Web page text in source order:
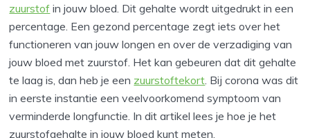
zuurstof in jouw bloed. Dit gehalte wordt uitgedrukt in een
percentage. Een gezond percentage zegt iets over het
functioneren van jouw longen en over de verzadiging van
jouw bloed met zuurstof. Het kan gebeuren dat dit gehalte
te laag is, dan heb je een zuurstoftekort . Bij corona was dit
in eerste instantie een veelvoorkomend symptoom van
verminderde longfunctie. In dit artikel lees je hoe je het
zuurstofgehalte in jouw bloed kunt meten.